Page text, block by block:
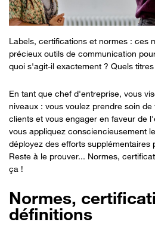
Labels, certifications et normes : ces
précieux outils de communication
quoi s'agit-il exactement ? Quels
En tant que chef d'entreprise, vous
niveaux : vous voulez prendre soin
clients et vous engager en faveur de
vous appliquez consciencieusement
déployez des efforts supplémentaires
Reste à le prouver... Normes,
ça !
Normes,
définitions